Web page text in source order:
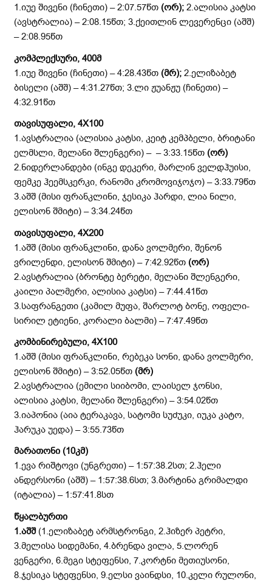
1.იუე შივენი (ჩინეთი) – 2:07.57წთ (ორ); 2.ალისია კატსი
(ავსტრალია) – 2:08.15წთ; 3.ქეითლინ ლევერენცი (აშშ)
– 2:08.95წთ
კომპლექსური, 400მ
1.იუე შივენი (ჩინეთი) – 4:28.43წთ (მრ); 2.ელიზაბეტ
ბისელი (აშშ) – 4:31.27წთ; 3.ლი ჟუანჟუ (ჩინეთი) –
4:32.91წთ
თავისუფალი, 4X100
1.ავსტრალია (ალისია კატსი, კეიტ კემპბელი, ბრიტანი
ელმსლი, მელანი შლენგერი) – – 3:33.15წთ (ორ)
2.ნიდერლანდები (ინგე დეკერი, მარლინ ველდჰუისი,
ფემკე ჰეემსკერკი, რანომი კრომოვიჯოჯო) – 3:33.79წთ
3.აშშ (მისი ფრანკლინი, ჯესიკა ჰარდი, ლია ნილი,
ელისონ შმიტი) – 3:34.24წთ
თავისუფალი, 4X200
1.აშშ (მისი ფრანკლინი, დანა ვოლმერი, შენონ
ვრილენდი, ელისონ შმიტი) – 7:42.92წთ (ორ)
2.ავსტრალია (ბრონტე ბერეტი, მელანი შლენგერი,
კაილი პალმერი, ალისია კატსი) – 7:44.41წთ
3.საფრანგეთი (კამილ მუფა, შარლოტ ბონე, ოფელი-
სირილ ეტიენი, კორალი ბალმი) – 7:47.49წთ
კომბინირებული, 4X100
1.აშშ (მისი ფრანკლინი, რებეკა სონი, დანა ვოლმერი,
ელისონ შმიტი) – 3:52.05წთ (მრ)
2.ავსტრალია (ემილი სიიბომი, ლაისელ ჯონსი,
ალისია კატსი, მელანი შლენგერი) – 3:54.02წთ
3.იაპონია (აია ტერაკავა, სატომი სუძუკი, იუკა კატო,
ჰარუკა უედა) – 3:55.73წთ
მარათონი (10კმ)
1.ევა რიშტოვი (უნგრეთი) – 1:57:38.2სთ; 2.ჰელი
ანდერსონი (აშშ) – 1:57:38.6სთ; 3.მარტინა გრიმალდი
(იტალია) – 1:57:41.8სთ
წყალბურთი
1.აშშ (1.ელიზაბეტ არმსტრონგი, 2.ჰიზერ პეტრი,
3.მელისა სიდემანი, 4.ბრენდა ვილა, 5.ლორენ
ვენგერი, 6.მეგი სტეფენსი, 7.კორტნი მეთიუსონი,
8.ჯესიკა სტეფენსი, 9.ელსი ვაინდსი, 10.კელი რულონი,